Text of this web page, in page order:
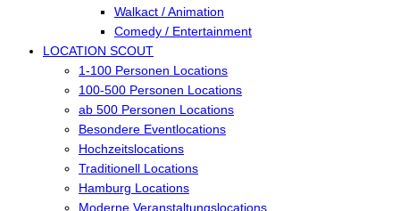
Walkact / Animation
Comedy / Entertainment
LOCATION SCOUT
1-100 Personen Locations
100-500 Personen Locations
ab 500 Personen Locations
Besondere Eventlocations
Hochzeitslocations
Traditionell Locations
Hamburg Locations
Moderne Veranstaltungslocations